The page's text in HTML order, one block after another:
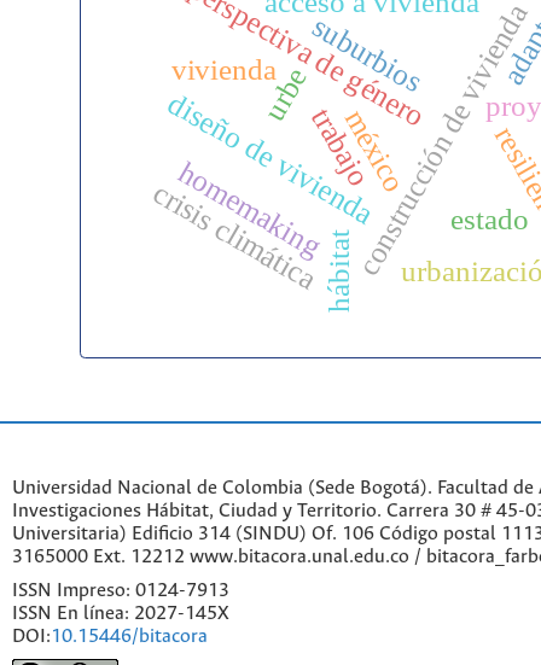
construcción de vivienda
diseño de vivienda
perspectiva de género
homemaking
urbe
crisis climática
méxico
estado
vivienda suburbios
hábitat
trabajo
Universidad Nacional de Colombia (Sede Bogotá). Facultad
Investigaciones Hábitat, Ciudad y Territorio. Carrera 30 # 45-
Universitaria) Edificio 314 (SINDU) Of. 106 Código postal
3165000 Ext. 12212 www.bitacora.unal.edu.co /
ISSN Impreso: 0124-7913
ISSN En línea: 2027-145X
DOI:10.15446/bitacora